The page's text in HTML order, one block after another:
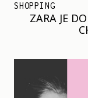
SHOPPING
ZARA JE